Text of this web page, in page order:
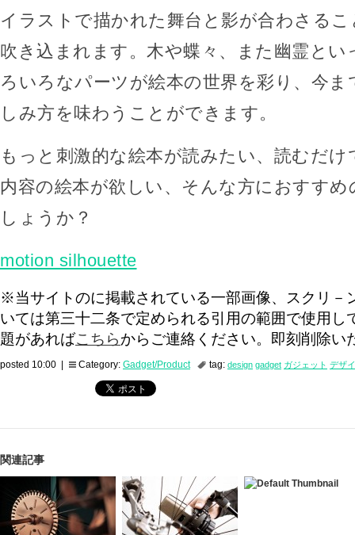
イラストで描かれた舞台と影が合わさる
吹き込まれます。木や蝶々、また幽霊と
ろいろなパーツが絵本の世界を彩り、今ま
しみ方を味わうことができます。
もっと刺激的な絵本が読みたい、読むだ
内容の絵本が欲しい、そんな方におすす
しょうか？
motion silhouette
※当サイトのに掲載されている一部画像、スクリ－
いては第三十二条で定められる引用の範囲で使用し
題があればこちらからご連絡ください。即刻削除い
posted 10:00 | Category: Gadget/Product tag: design gadget ガジェット デザ
関連記事